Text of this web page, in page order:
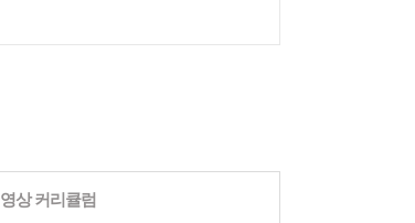
영상 커리큘럼